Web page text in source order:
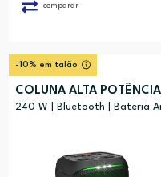
comparar
-10% em talão
COLUNA ALTA
240 W | Bluetooth | Bateria